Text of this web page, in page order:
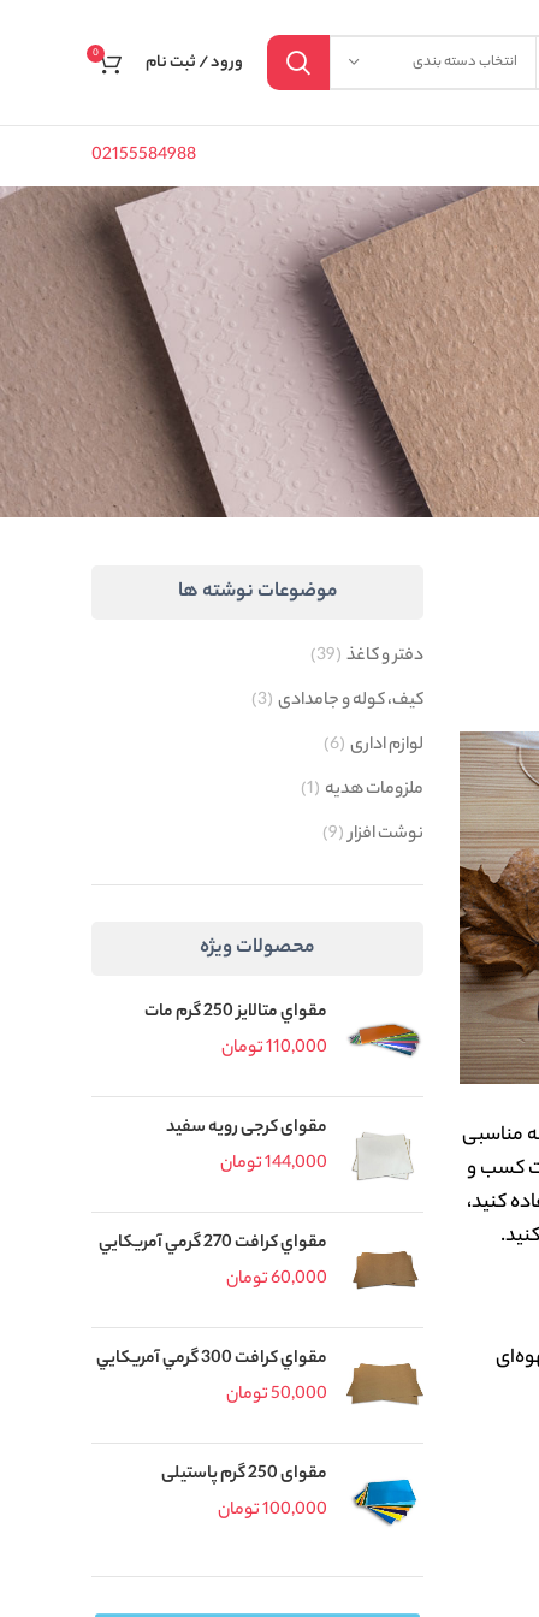
انتخاب دسته بندی ورود / ثبت نام 0
02155584988
مناسبی
کسب و
کنید،
موضوعات نوشته ها
دفتر و کاغذ (39)
کیف، کوله و جامدادی (3)
لوازم اداری (6)
ملزومات هدیه (1)
نوشت افزار(9)
محصولات ویژه
مقواي متالايز 250 گرم مات
110,000تومان
مقوای کرجی رویه سفید
144,000تومان
مقواي کرافت 270 گرمي آمريکايي
60,000تومان
مقواي کرافت 300 گرمي آمريکايي
50,000تومان
مقوای 250 گرم پاستیلی
100,000تومان